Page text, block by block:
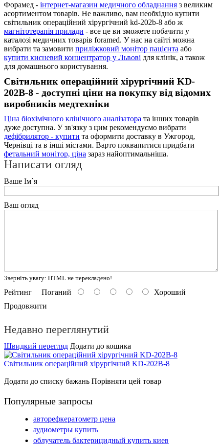
Форамед - інтернет-магазин медичного обладнання з великим
асортиментом товарів. Не важливо, вам необхідно купити
світильник операційний хірургічний kd-202b-8 або ж
магнітотерапія прилади - все це ви зможете побачити у
каталозі медичних товарів foramed. У нас на сайті можна
вибрати та замовити приліжковий монітор пацієнта або
купити кисневий концентратор у Львові для клінік, а також
для домашнього користування.
Світильник операційний хірургічний KD-
202B-8 - доступні ціни на покупку від відомих
виробників медтехніки
Ціна біохімічного клінічного аналізатора та інших товарів
дуже доступна. У зв'язку з цим рекомендуємо вибрати
дефібрилятор - купити та оформити доставку в Ужгород,
Чернівці та в інші містами. Варто поквапитися придбати
фетальний монітор, ціна зараз найоптимальніша.
Написати огляд
Ваше Ім`я
Ваш огляд
Зверніть увагу: HTML не перекладено!
Рейтинг Поганий
Хороший
Продовжити
Недавно переглянутий
Швидкий перегляд Додати до кошика
Світильник операційний хірургічний KD-202B-8
Додати до списку бажань Порівняти цей товар
Популярные запросы
авторефкератометр цена
аудиометры купить
облучатель бактерицидный купить киев